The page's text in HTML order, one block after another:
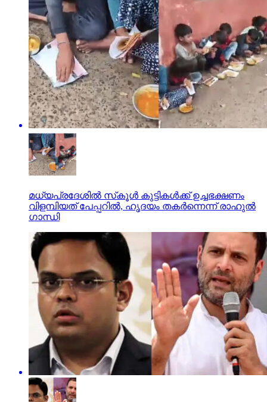
മധ്യപ്രദേശില്‍ സ്‌കൂള്‍ കുട്ടികള്‍ക്ക് ഉച്ചഭക്ഷണം
വിളമ്പിയത്‌ പേപ്പറില്‍, ഹൃദയം തകര്‍ന്നെന്ന് രാഹുല്‍
ഗാന്ധി